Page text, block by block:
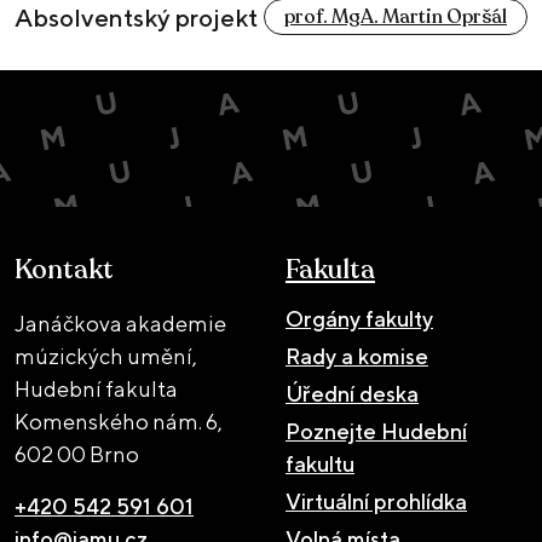
Absolventský projekt prof. MgA. Martin Opršál
Kontakt
Janáčkova akademie
múzických umění,
Hudební fakulta
Komenského nám. 6,
602 00 Brno
+420 542 591 601
Fakulta
Orgány fakulty
Rady a komise
Úřední deska
Poznejte Hudební
fakultu
Virtuální prohlídka